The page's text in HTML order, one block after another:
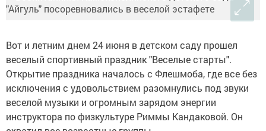
Вот и летним днем 24 июня в детском саду прошел
веселый спортивный праздник "Веселые старты".
Открытие праздника началось с Флешмоба, где все без
исключения с удовольствием разомнулись под звуки
веселой музыки и огромным зарядом энергии
инструктора по физкультуре Риммы Кандаковой. Он